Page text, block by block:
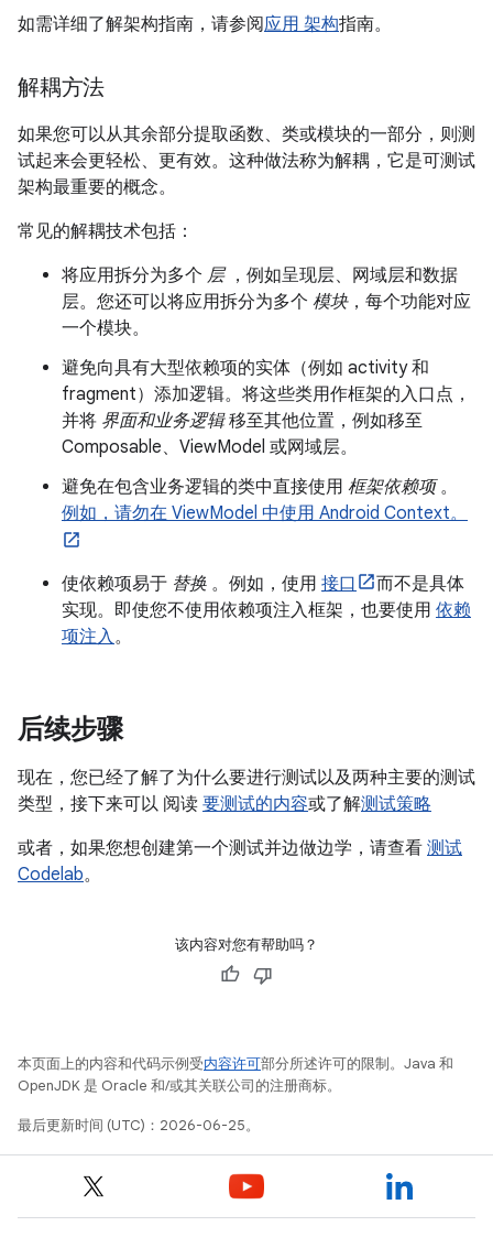
如需详细了解架构指南，请参阅应用 架构指南。
解耦方法
如果您可以从其余部分提取函数、类或模块的一部分，则测
试起来会更轻松、更有效。这种做法称为解耦，它是可测试
架构最重要的概念。
常见的解耦技术包括：
将应用拆分为多个 层，例如呈现层、网域层和数据
层。您还可以将应用拆分为多个 模块，每个功能对应
一个模块。
避免向具有大型依赖项的实体（例如 activity 和
fragment）添加逻辑。将这些类用作框架的入口点，
并将 界面和业务逻辑移至其他位置，例如移至
Composable、ViewModel 或网域层。
避免在包含业务逻辑的类中直接使用 框架依赖项。
例如，请勿在 ViewModel 中使用 Android Context。
使依赖项易于 替换 。例如，使用 接口
而不是具体
实现。即使您不使用依赖项注入框架，也要使用 依赖
项注入。
后续步骤
现在，您已经了解了为什么要进行测试以及两种主要的测试
类型，接下来可以 阅读 要测试的内容或了解测试策略
或者，如果您想创建第一个测试并边做边学，请查看 测试
Codelab。
该内容对您有帮助吗？
本页面上的内容和代码示例受内容许可部分所述许可的限制。Java 和
OpenJDK 是 Oracle 和/或其关联公司的注册商标。
最后更新时间 (UTC)：2026-06-25。